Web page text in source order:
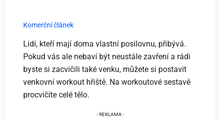
Komerční článek
Lidí, kteří mají doma vlastní posilovnu, přibývá.
Pokud vás ale nebaví být neustále zavření a rádi
byste si zacvičili také venku, můžete si postavit
venkovní workout hřiště. Na workoutové sestavě
procvičíte celé tělo.